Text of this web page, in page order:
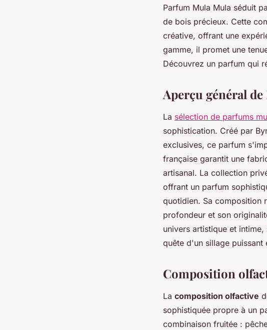
Parfum Mula Mula séduit
de bois précieux. Cette
créative, offrant une
gamme, il promet une
Découvrez un parfum qui
Aperçu général
La sélection de parfums
sophistication. Créé par
exclusives, ce parfum
française garantit une
artisanal. La collection
offrant un parfum
quotidien. Sa composition
profondeur et son
univers artistique et
quête d'un sillage puissant
Composition
La composition olfactive
sophistiquée propre à un
combinaison fruitée :